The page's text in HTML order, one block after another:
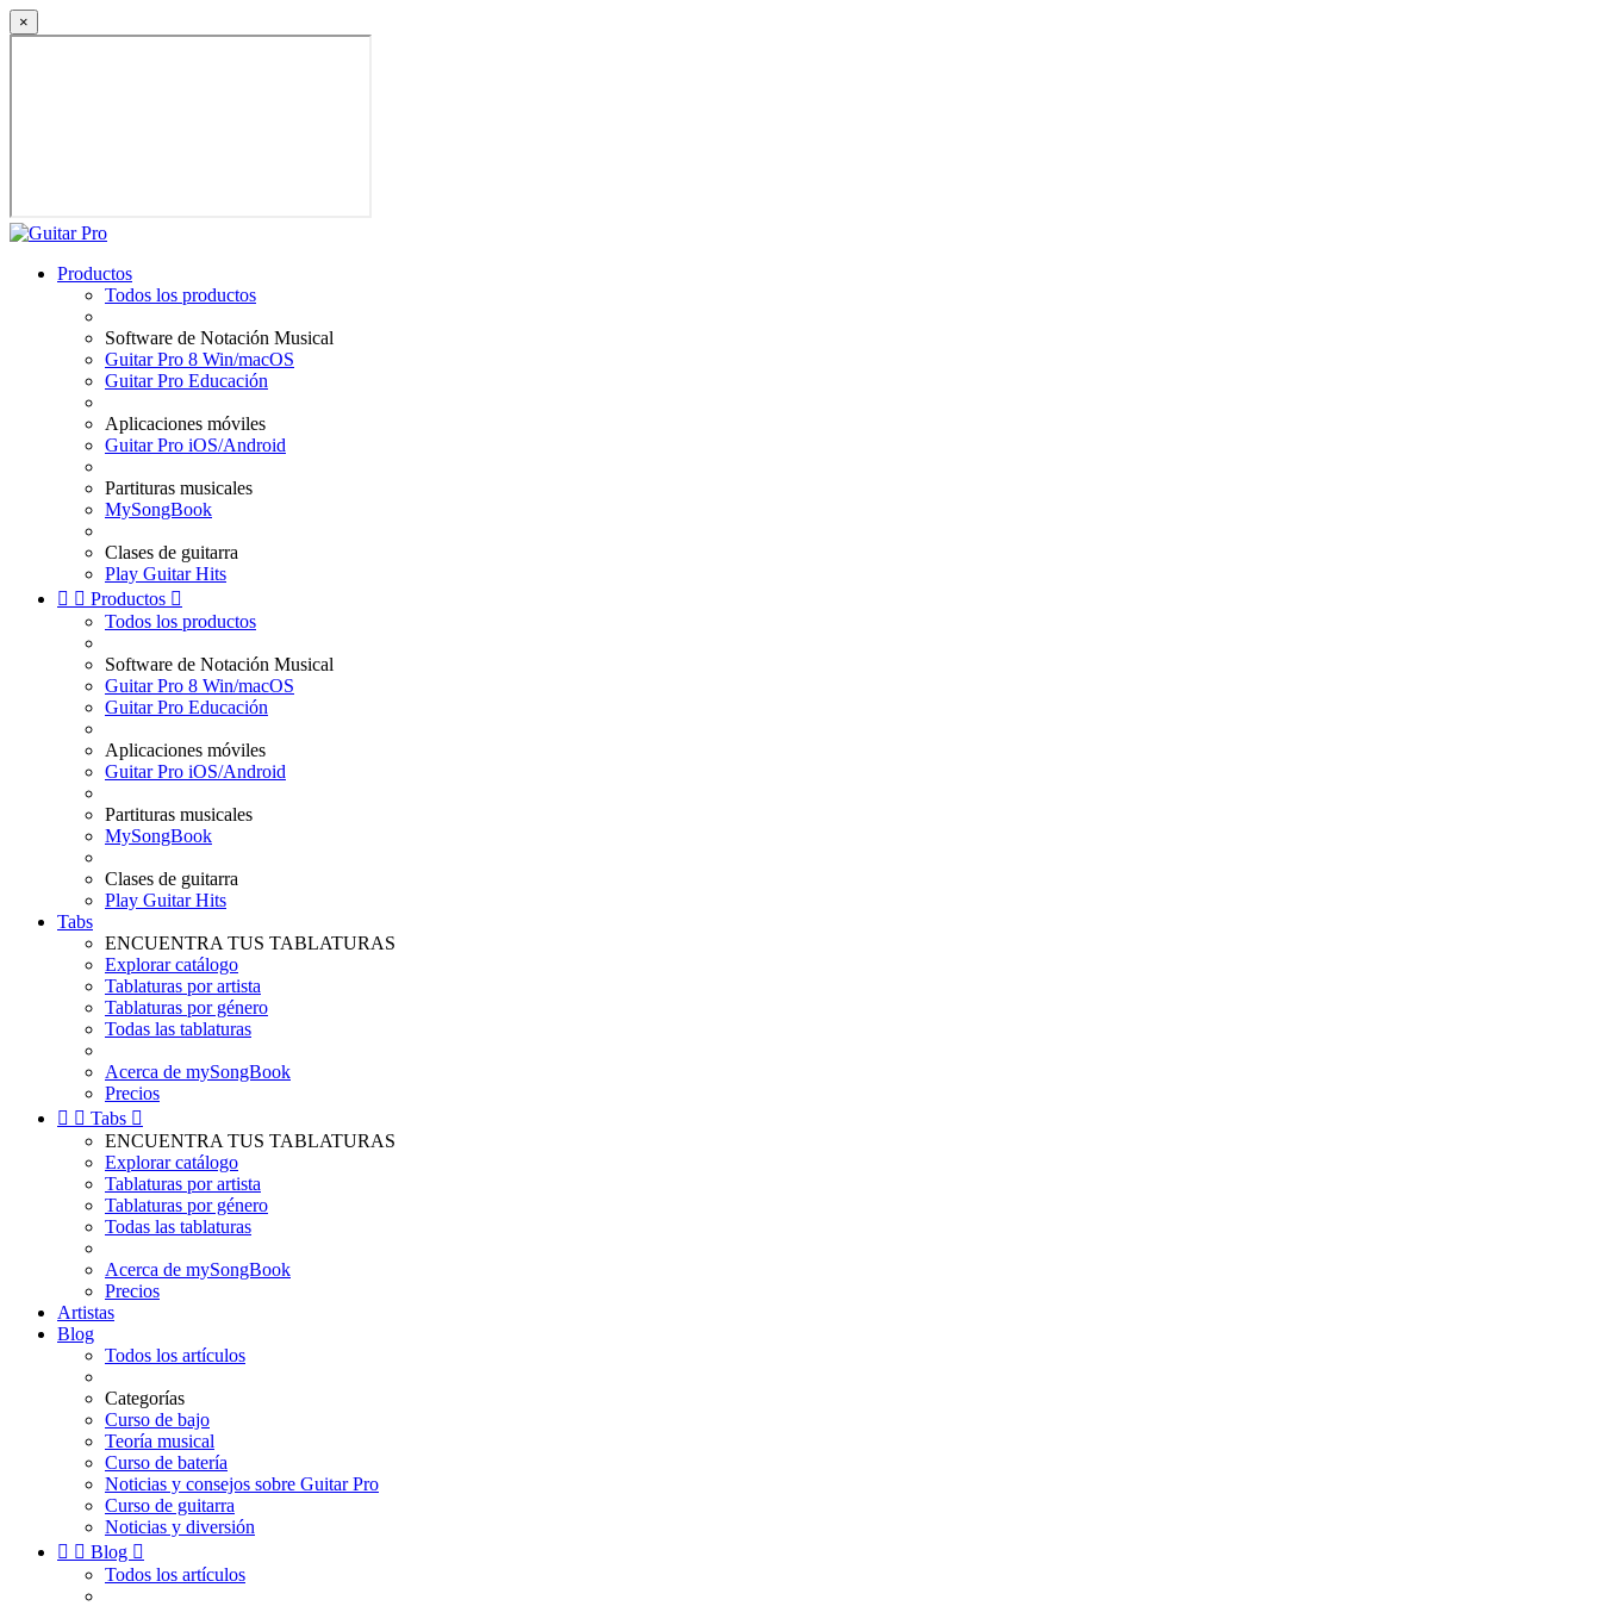
×
Productos
Todos los productos
Software de Notación Musical
Guitar Pro 8 Win/macOS
Guitar Pro Educación
Aplicaciones móviles
Guitar Pro iOS/Android
Partituras musicales
MySongBook
Clases de guitarra
Play Guitar Hits
  Productos 
Todos los productos
Software de Notación Musical
Guitar Pro 8 Win/macOS
Guitar Pro Educación
Aplicaciones móviles
Guitar Pro iOS/Android
Partituras musicales
MySongBook
Clases de guitarra
Play Guitar Hits
Tabs
ENCUENTRA TUS TABLATURAS
Explorar catálogo
Tablaturas por artista
Tablaturas por género
Todas las tablaturas
Acerca de mySongBook
Precios
  Tabs 
ENCUENTRA TUS TABLATURAS
Explorar catálogo
Tablaturas por artista
Tablaturas por género
Todas las tablaturas
Acerca de mySongBook
Precios
Artistas
Blog
Todos los artículos
Categorías
Curso de bajo
Teoría musical
Curso de batería
Noticias y consejos sobre Guitar Pro
Curso de guitarra
Noticias y diversión
  Blog 
Todos los artículos